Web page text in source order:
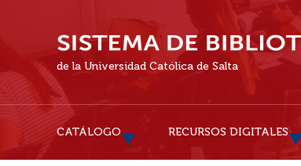
de la Universidad Católica de Salta
CATÁLOGO RECURSOS DIGITALES